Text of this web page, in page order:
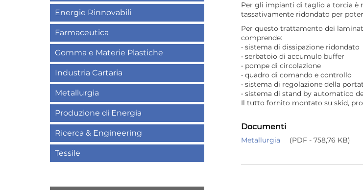
Per gli impianti di taglio a torcia è
tassativamente ridondato per
Per questo trattamento dei
comprende:
• sistema di dissipazione ridondato
• serbatoio di accumulo buffer
• pompe di circolazione
• quadro di comando e controllo
• sistema di regolazione della
• sistema di stand by automatico
Il tutto fornito montato su skid,
Documenti
Metallurgia (PDF - 758,76 KB)
Energie Rinnovabili
Farmaceutica
Gomma e Materie Plastiche
Industria Cartaria
Metallurgia
Produzione di Energia
Ricerca & Engineering
Tessile